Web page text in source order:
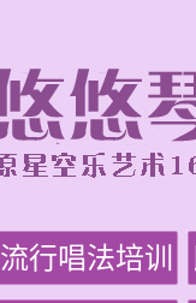
流行唱法培训